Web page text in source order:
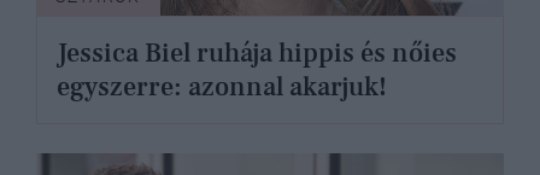
Jessica Biel ruhája hippis és nőies
egyszerre: azonnal akarjuk!